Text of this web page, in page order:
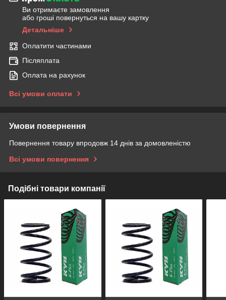
Ви отримаєте замовлення
або гроші повернуться на вашу картку
Детальніше
Оплатити частинами
Післяплата
Оплата на рахунок
Всі умови оплати
Умови повернення
Повернення товару впродовж 14 днів за домовленістю
Всі умови повернення
Подібні товари компанії